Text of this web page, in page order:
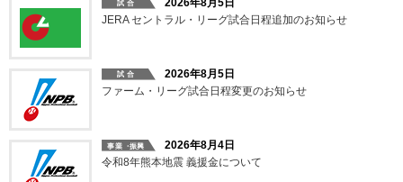
2026年8月5日
JERA セントラル・リーグ試合日程追加のお知らせ
2026年8月5日
ファーム・リーグ試合日程変更のお知らせ
2026年8月4日
令和8年熊本地震 義援金について